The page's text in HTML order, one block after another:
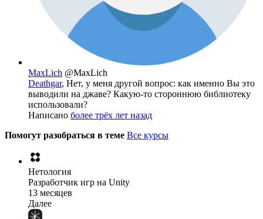
MaxLich @MaxLich
Deathgar, Нет, у меня другой вопрос: как именно Вы это
выводили на джаве? Какую-то стороннюю библиотеку
использовали?
Написано более трёх лет назад
Помогут разобраться в теме Все курсы
Нетология
Разработчик игр на Unity
13 месяцев
Далее